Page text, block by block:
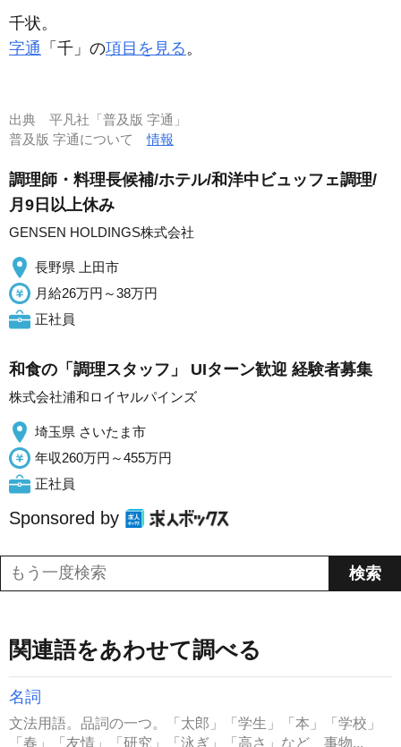
千状。
字通 「千」の項目を見る。
出典 平凡社「普及版 字通」
普及版 字通について情報
調理師・料理長候補/ホテル/和洋中ビュッフェ調理/
月9日以上休み
GENSEN HOLDINGS株式会社
長野県 上田市
月給26万円～38万円
正社員
和食の「調理スタッフ」 UIターン歓迎 経験者募集
株式会社浦和ロイヤルパインズ
埼玉県 さいたま市
年収260万円～455万円
正社員
Sponsored by
関連語をあわせて調べる
名詞
文法用語。品詞の一つ。「太郎」「学生」「本」「学校」
「春」「友情」「研究」「泳ぎ」「高さ」など、事物...